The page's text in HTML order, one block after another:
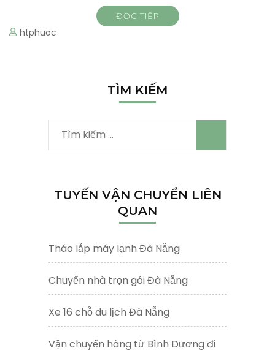
ĐỌC TIẾP
htphuoc
TÌM KIẾM
Tìm
kiếm
TUYẾN VẬN CHUYỂN LIÊN
QUAN
Tháo lắp máy lạnh Đà Nẵng
Chuyển nhà trọn gói Đà Nẵng
Xe 16 chỗ du lịch Đà Nẵng
Vận chuyển hàng từ Bình Dương đi